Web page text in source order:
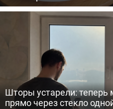
Шторы устарели:
прямо через стекло